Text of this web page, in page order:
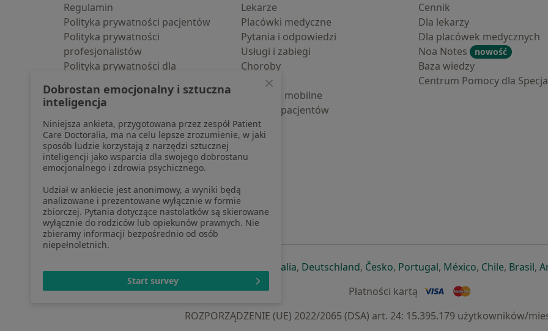
Regulamin
Polityka prywatności pacjentów
Polityka prywatności
profesjonalistów
Polityka prywatności dla
pozyskaliśmy samodzielnie
Polityka cookies
Jak działają wyniki wyszukiwania
Dostępność
O nas
Praca Rekrutujemy!
Partnerzy
Centrum prasowe
Kontakt
Lekarze
Placówki medyczne
Pytania i odpowiedzi
Usługi i zabiegi
Choroby
Pomoc
Aplikacje mobilne
Blog dla pacjentów
Cennik
Dla lekarzy
Dla placówek medycznych
Noa Notes
nowość
Baza wiedzy
Centrum Pomocy dla
otwiera się w nowej karcie
otwiera się w nowej karcie
otwiera się w nowej karcie
Italiaotwiera się w nowej karcie
, Deutschlandotwiera się w nowej karcie
, Českootwiera się w nowej karcie
, Portugalotwiera się w nowej
, Méxicootwiera się w
, Chileotwiera
, Brasil,
Płatności kartą
ROZPORZĄDZENIE (UE) 2022/2065 (DSA) art. 24: 15.395.179 użytkowników/
Dobrostan emocjonalny i sztuczna
inteligencja
Niniejsza ankieta, przygotowana przez zespół Patient
Care Doctoralia, ma na celu lepsze zrozumienie, w jaki
sposób ludzie korzystają z narzędzi sztucznej
inteligencji jako wsparcia dla swojego dobrostanu
emocjonalnego i zdrowia psychicznego.
Udział w ankiecie jest anonimowy, a wyniki będą
analizowane i prezentowane wyłącznie w formie
zbiorczej. Pytania dotyczące nastolatków są skierowane
wyłącznie do rodziców lub opiekunów prawnych. Nie
zbieramy informacji bezpośrednio od osób
niepełnoletnich.
Start survey